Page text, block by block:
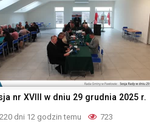
nr XVIII w dniu 29 grudnia 2025 r.
220 dni 12 godzin temu 723